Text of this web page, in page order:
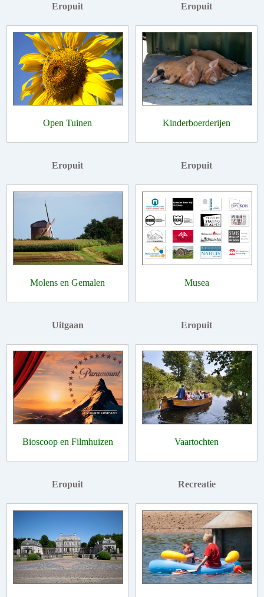
Eropuit
Open Tuinen
Eropuit
Kinderboerderijen
Eropuit
Molens en Gemalen
Eropuit
Musea
Uitgaan
Bioscoop en Filmhuizen
Eropuit
Vaartochten
Eropuit Recreatie